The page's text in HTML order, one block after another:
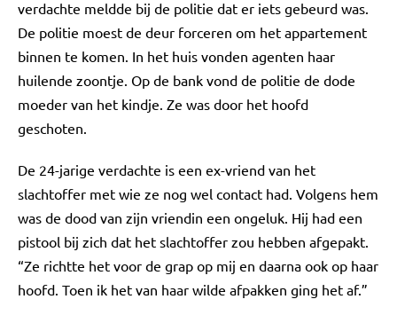
verdachte meldde bij de politie dat er iets gebeurd was.
De politie moest de deur forceren om het appartement
binnen te komen. In het huis vonden agenten haar
huilende zoontje. Op de bank vond de politie de dode
moeder van het kindje. Ze was door het hoofd
geschoten.
De 24-jarige verdachte is een ex-vriend van het
slachtoffer met wie ze nog wel contact had. Volgens hem
was de dood van zijn vriendin een ongeluk. Hij had een
pistool bij zich dat het slachtoffer zou hebben afgepakt.
“Ze richtte het voor de grap op mij en daarna ook op haar
hoofd. Toen ik het van haar wilde afpakken ging het af.”